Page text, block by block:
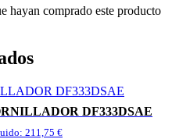
hayan comprado este producto
DF333DSAE
211,75 €